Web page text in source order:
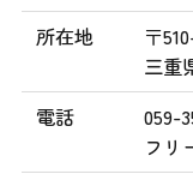
所在地
〒
三重
電話
059-
フリ